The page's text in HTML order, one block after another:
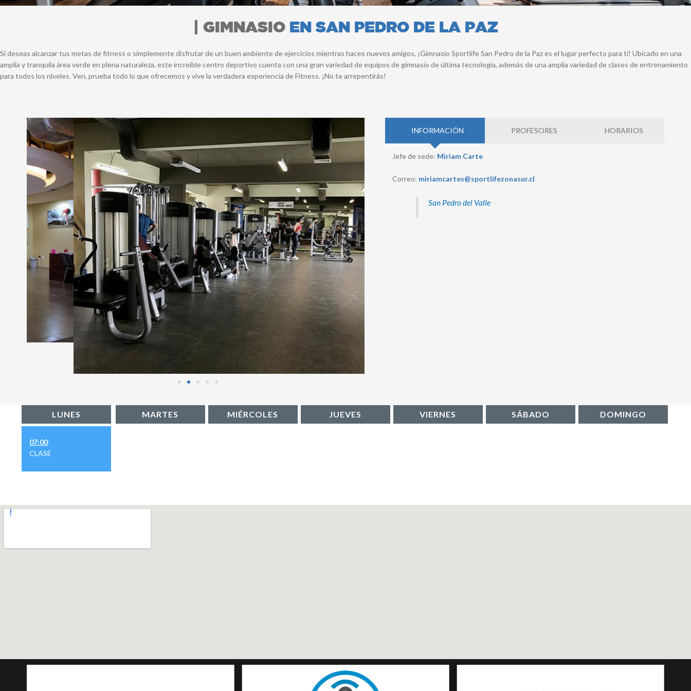
| GIMNASIO EN SAN PEDRO DE LA PAZ
Si deseas alcanzar tus metas de fitness o simplemente disfrutar de un buen ambiente de ejercicios mientras haces nuevos amigos, ¡Gimnasio Sportlife San Pedro de la Paz es el lugar perfecto para ti! Ubicado en una
amplia y tranquila área verde en plena naturaleza, este increíble centro deportivo cuenta con una gran variedad de equipos de gimnasio de última tecnología, además de una amplia variedad de clases de entrenamiento
para todos los niveles. Ven, prueba todo lo que ofrecemos y vive la verdadera experiencia de Fitness. ¡No te arrepentirás!
INFORMACIÓN PROFESORES HORARIOS
Jefe de sede: Miriam Carte
Correo: miriamcartes@sportlifezonasur.cl
San Pedro del Valle
LUNES
07:00
CLASE
MARTES MIÉRCOLES JUEVES VIERNES SÁBADO DOMINGO